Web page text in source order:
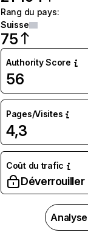
Rang du pays:
Suisse
75
Authority Score
56
Pages/Visites
4,3
Coût du trafic
Déverrouiller